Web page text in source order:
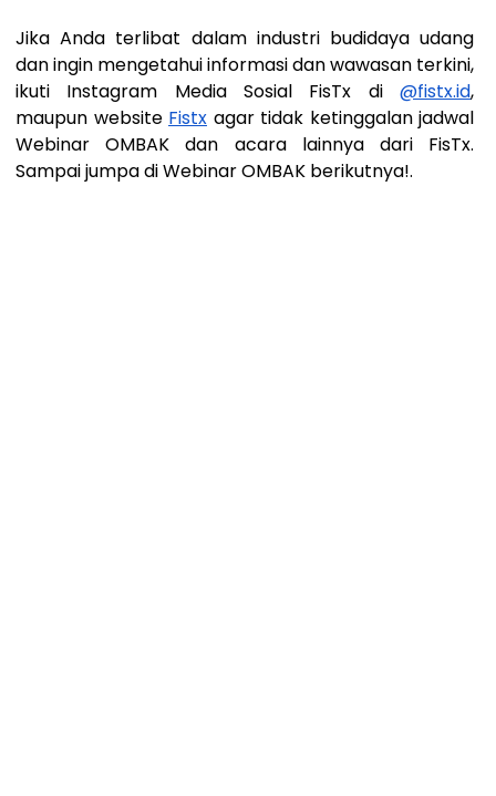
Jika Anda terlibat dalam industri budidaya udang
dan ingin mengetahui informasi dan wawasan terkini,
ikuti Instagram Media Sosial FisTx di @fistx.id,
maupun website Fistx agar tidak ketinggalan jadwal
Webinar OMBAK dan acara lainnya dari FisTx.
Sampai jumpa di Webinar OMBAK berikutnya!.